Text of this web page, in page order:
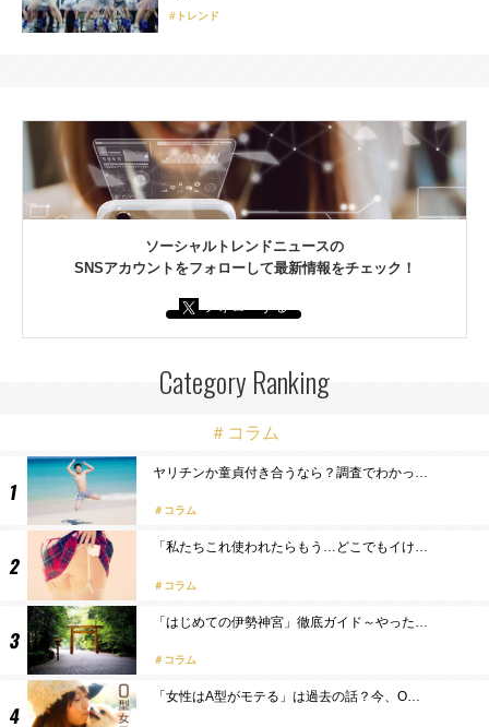
#トレンド
ソーシャルトレンドニュースの
SNSアカウントをフォローして最新情報をチェック！
フォローする
Category Ranking
＃コラム
ヤリチンか童貞付き合うなら？調査でわかっ…
コラム
「私たちこれ使われたらもう…どこでもイけ…
コラム
「はじめての伊勢神宮」徹底ガイド～やった…
コラム
「女性はA型がモテる」は過去の話？今、O…